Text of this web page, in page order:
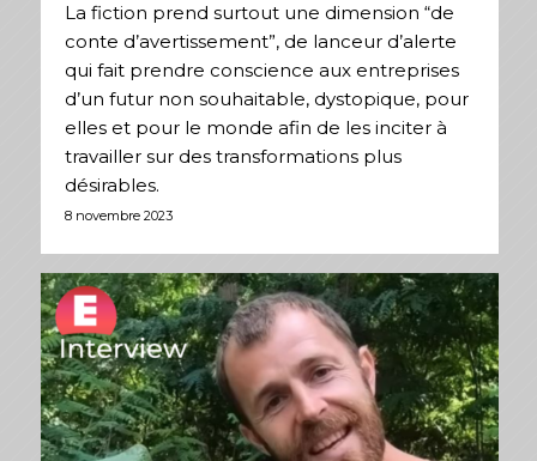
La fiction prend surtout une dimension “de
conte d’avertissement”, de lanceur d’alerte
qui fait prendre conscience aux entreprises
d’un futur non souhaitable, dystopique, pour
elles et pour le monde afin de les inciter à
travailler sur des transformations plus
désirables.
8 novembre 2023